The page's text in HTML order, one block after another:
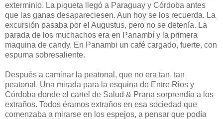
exterminio. La piqueta llegó a Paraguay y Córdoba antes
que las ganas desapareciesen. Aun hoy se los recuerda. La
excursión pasaba por el Augustus, pero no se detenía. La
parada de los muchachos era en Panambí y la primera
maquina de candy. En Panambi un café cargado, fuerte, con
espuma sobresaliente.
Después a caminar la peatonal, que no era tan, tan
peatonal. Una mirada para la esquina de Entre Rios y
Córdoba donde el cartel de Salud & Prana sorprendía a los
extraños. Todos éramos extraños en esa sociedad que
comenzaba a mirarse en los espejos, a pensar que podía